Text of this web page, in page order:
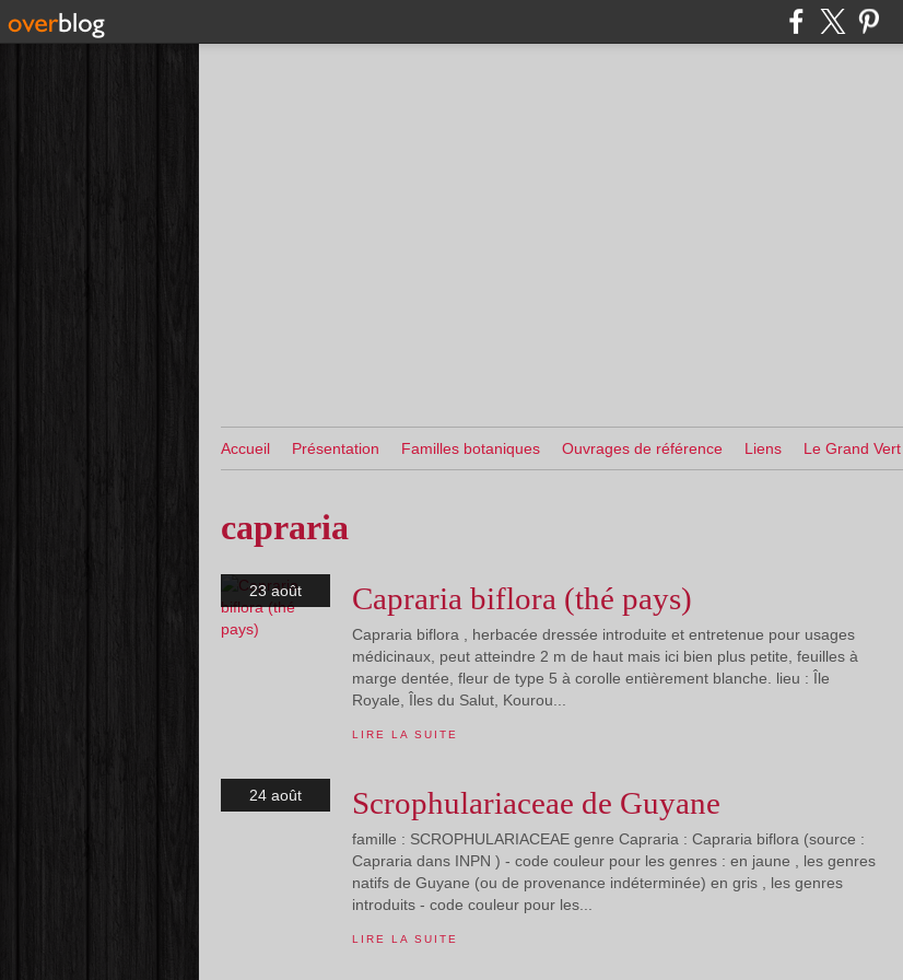
Accueil Présentation Familles botaniques Ouvrages de référence Liens Le Grand Vert
capraria
23 août Capraria biflora (thé pays)
Capraria biflora , herbacée dressée introduite et entretenue pour usages
médicinaux, peut atteindre 2 m de haut mais ici bien plus petite, feuilles à
marge dentée, fleur de type 5 à corolle entièrement blanche. lieu : Île
Royale, Îles du Salut, Kourou...
LIRE LA SUITE
24 août Scrophulariaceae de Guyane
famille : SCROPHULARIACEAE genre Capraria : Capraria biflora (source :
Capraria dans INPN ) - code couleur pour les genres : en jaune , les genres
natifs de Guyane (ou de provenance indéterminée) en gris , les genres
introduits - code couleur pour les...
LIRE LA SUITE